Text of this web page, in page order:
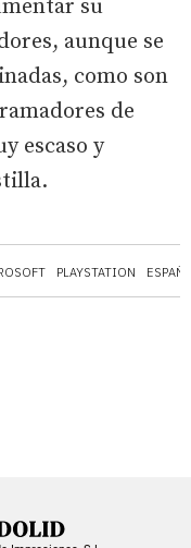
PLAYSTATION ESPAÑA
su
aunque se
como son
de
escaso y